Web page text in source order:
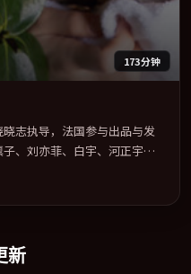
173分钟
志执导，法国参与出品与发
、刘亦菲、白宇、河正宇联
上力求统一。定于 2020-08-
2020 年度话题片中口碑稳健，
新